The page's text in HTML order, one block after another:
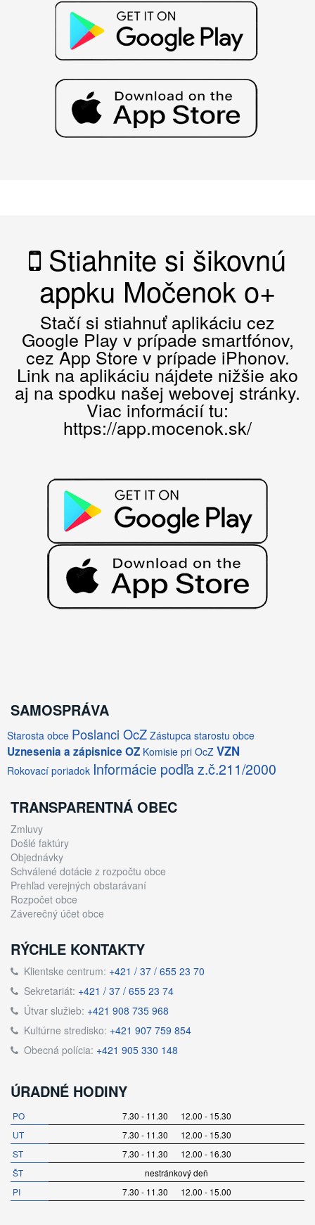
Stiahnite si šikovnú
appku Močenok o+
Stačí si stiahnuť aplikáciu cez
Google Play v prípade smartfónov,
cez App Store v prípade iPhonov.
Link na aplikáciu nájdete nižšie ako
aj na spodku našej webovej stránky.
Viac informácií tu:
https://app.mocenok.sk/
SAMOSPRÁVA
Starosta obce Poslanci OcZ Zástupca starostu obce
Uznesenia a zápisnice OZ Komisie pri OcZ VZN
Rokovací poriadok Informácie podľa z.č.211/2000
TRANSPARENTNÁ OBEC
Zmluvy
Došlé faktúry
Objednávky
Schválené dotácie z rozpočtu obce
Prehľad verejných obstarávaní
Rozpočet obce
Záverečný účet obce
RÝCHLE KONTAKTY
Klientske centrum: +421 / 37 / 655 23 70
Sekretariát: +421 / 37 / 655 23 74
Útvar služieb: +421 908 735 968
Kultúrne stredisko: +421 907 759 854
Obecná polícia: +421 905 330 148
ÚRADNÉ HODINY
PO
7.30 - 11.30 12.00 - 15.30
UT
7.30 - 11.30 12.00 - 15.30
ST
7.30 - 11.30 12.00 - 16.30
ŠT
nestránkový deň
PI
7.30 - 11.30 12.00 - 15.00